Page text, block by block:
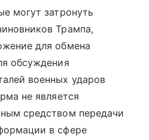
могут затронуть
Трампа,
для обмена
обсуждения
военных ударов
не является
средством передачи
в сфере